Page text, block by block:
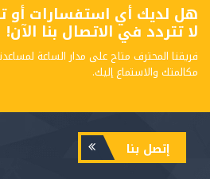
هل لديك أي استفسارات أو
لا تتردد في الاتصال بنا الآن!
فريقنا المحترف متاح على مدار الساعة
مكالمتك والاستماع إليك.
إتصل بنا